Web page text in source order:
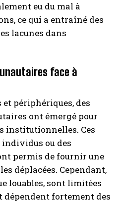
eu du mal à
ce qui a entraîné des
lacunes dans
face à
et périphériques, des
ont émergé pour
institutionnelles. Ces
ou des
permis de fournir une
déplacées. Cependant,
louables, sont limitées
dépendent fortement des